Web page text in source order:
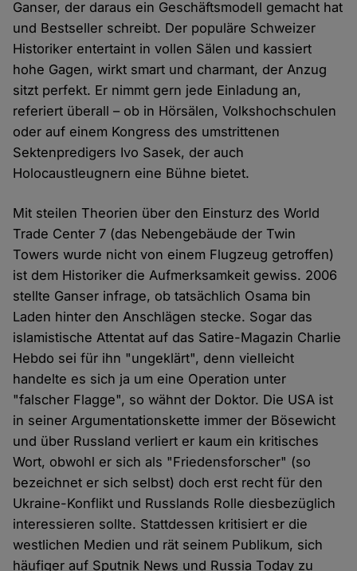
Ganser, der daraus ein Geschäftsmodell gemacht hat
und Bestseller schreibt. Der populäre Schweizer
Historiker entertaint in vollen Sälen und kassiert
hohe Gagen, wirkt smart und charmant, der Anzug
sitzt perfekt. Er nimmt gern jede Einladung an,
referiert überall – ob in Hörsälen, Volkshochschulen
oder auf einem Kongress des umstrittenen
Sektenpredigers Ivo Sasek, der auch
Holocaustleugnern eine Bühne bietet.
Mit steilen Theorien über den Einsturz des World
Trade Center 7 (das Nebengebäude der Twin
Towers wurde nicht von einem Flugzeug getroffen)
ist dem Historiker die Aufmerksamkeit gewiss. 2006
stellte Ganser infrage, ob tatsächlich Osama bin
Laden hinter den Anschlägen stecke. Sogar das
islamistische Attentat auf das Satire-Magazin Charlie
Hebdo sei für ihn "ungeklärt", denn vielleicht
handelte es sich ja um eine Operation unter
"falscher Flagge", so wähnt der Doktor. Die USA ist
in seiner Argumentationskette immer der Bösewicht
und über Russland verliert er kaum ein kritisches
Wort, obwohl er sich als "Friedensforscher" (so
bezeichnet er sich selbst) doch erst recht für den
Ukraine-Konflikt und Russlands Rolle diesbezüglich
interessieren sollte. Stattdessen kritisiert er die
westlichen Medien und rät seinem Publikum, sich
häufiger auf Sputnik News und Russia Today zu